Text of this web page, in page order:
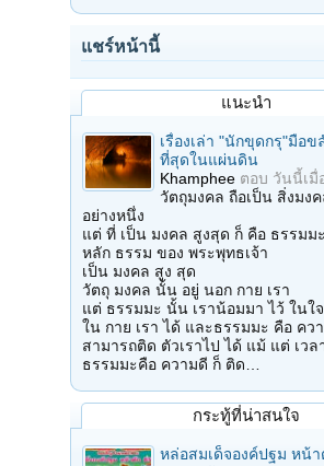
แชร์หน้านี้
แนะนำ
เรื่องเล่า "นักขุดกรุ"มือข
ที่สุดในแผ่นดิน
Khamphee ตอบ วันนี้เมื่
วัตถุมงคล ถือเป็น สิ่งมง
อย่างหนึ่ง
แต่ ที่ เป็น มงคล สูงสุด ก็ คือ ธรรมมะ
หลัก ธรรม ของ พระพุทธเจ้า
เป็น มงคล สูง สุด
วัตถุ มงคล นั้น อยู่ นอก กาย เรา
แต่ ธรรมมะ นั้น เราน้อมมา ไว้ ในใจ
ใน กาย เรา ได้ และธรรมมะ คือ คว
สามารถติด ตัวเราไป ได้ แม้ แต่ เวล
ธรรมมะคือ ความดี ก็ ติด…
กระทู้ที่น่าสนใจ
หล่อสมเด็จองค์ปฐม หน้า